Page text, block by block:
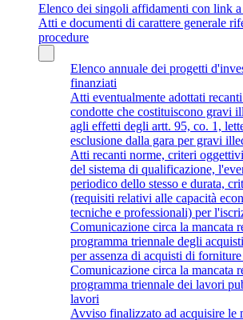
Elenco dei singoli affidamenti con link
Atti e documenti di carattere generale
procedure
Elenco annuale dei progetti
finanziati
Atti eventualmente adottati
condotte che costituiscono gravi
agli effetti degli artt. 95, co. 1,
esclusione dalla gara per gravi
Atti recanti norme, criteri
del sistema di qualificazione,
periodico dello stesso e durata,
(requisiti relativi alle capacità
tecniche e professionali) per
Comunicazione circa la mancata
programma triennale degli
per assenza di acquisti di
Comunicazione circa la mancata
programma triennale dei lavori
lavori
Avviso finalizzato ad acquisire le